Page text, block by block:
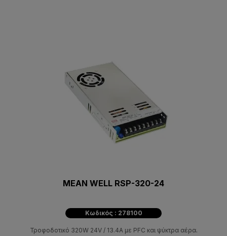
MEAN WELL RSP-320-24
Κωδικός : 278100
Τροφοδοτικό 320W 24V / 13.4Α με PFC και ψύκτρα αέρα.